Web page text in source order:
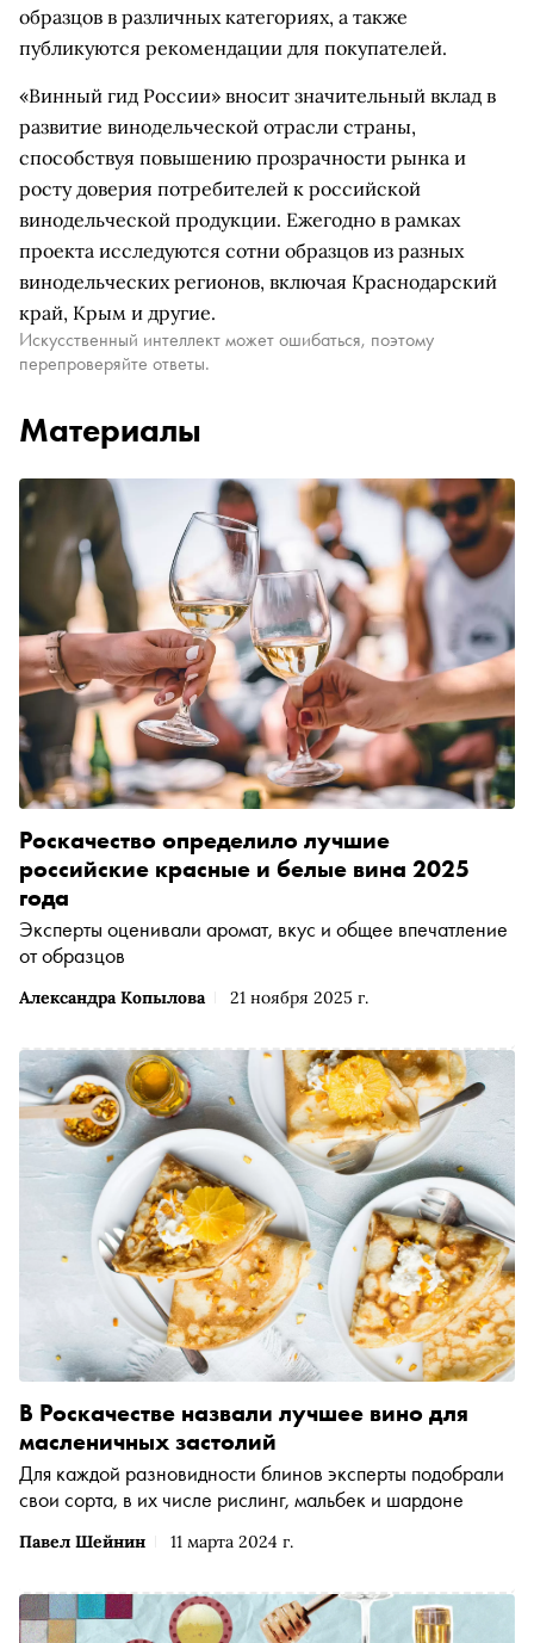
образцов в различных категориях, а также
публикуются рекомендации для покупателей.
«Винный гид России» вносит значительный вклад в
развитие винодельческой отрасли страны,
способствуя повышению прозрачности рынка и
росту доверия потребителей к российской
винодельческой продукции. Ежегодно в рамках
проекта исследуются сотни образцов из разных
винодельческих регионов, включая Краснодарский
край, Крым и другие.
Искусственный интеллект может ошибаться, поэтому
перепроверяйте ответы.
Материалы
Александра Копылова 21 ноября 2025 г.
Роскачество определило лучшие
российские красные и белые вина 2025
года
Эксперты оценивали аромат, вкус и общее впечатление
от образцов
Павел Шейнин 11 марта 2024 г.
В Роскачестве назвали лучшее вино для
масленичных застолий
Для каждой разновидности блинов эксперты подобрали
свои сорта, в их числе рислинг, мальбек и шардоне